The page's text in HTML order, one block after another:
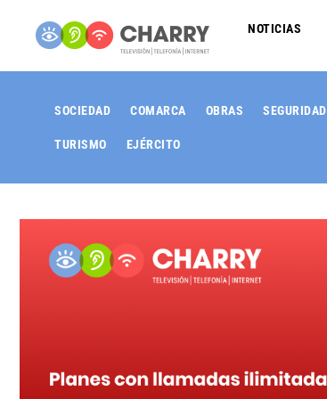
NOTICIAS
SOCIEDAD COMARCA OBRAS SEGURIDAD
TURISMO EJÉRCITO